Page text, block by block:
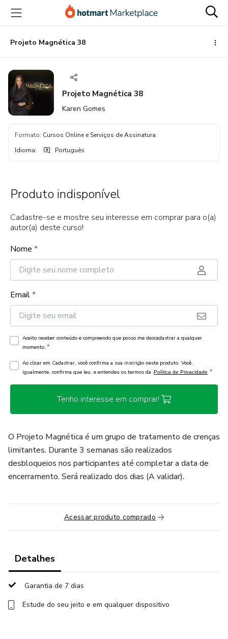
para
conteúdo
principal
para
pagamento
para
rodapéProjeto Magnética 38
Projeto Magnética 38
Karen Gomes
Formato: Cursos Online e Serviços de Assinatura
Idioma: Português
Produto indisponível
Cadastre-se e mostre seu interesse em comprar para o(a)
autor(a) deste curso!
Nome *
Email*
Aceito receber conteúdo e compreendo que posso me descadastrar a qualquer
momento. *
Ao clicar em Cadastrar, você confirma a sua inscrição neste produto. Você,
igualmente, confirma que leu, e entendeu os termos da Política de Privacidade *
Tenho interesse em comprar!
O Projeto Magnética é um grupo de tratamento de crenças
limitantes. Durante 3 semanas são realizados
desbloqueios nos participantes até completar a data de
encerramento. Será realizado dos dias (A validar).
Acessar produto comprado
Detalhes
Garantia de 7 dias
Estude do seu jeito e em qualquer dispositivo